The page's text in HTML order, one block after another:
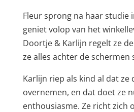
Fleur sprong na haar studie
geniet volop van het
Doortje & Karlijn regelt ze
ze alles achter de schermen
Karlijn riep als kind al dat ze
overnemen, en dat doet ze
enthousiasme. Ze richt zich